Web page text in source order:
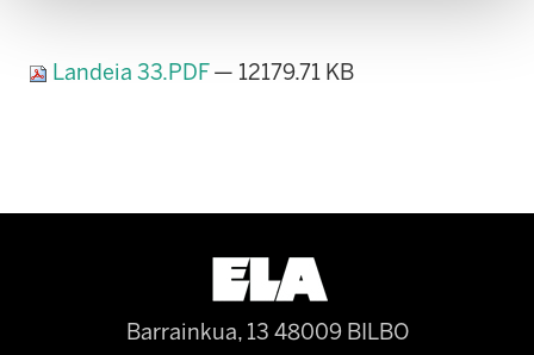
Landeia 33.PDF— 12179.71 KB
Barrainkua, 13 48009 BILBO